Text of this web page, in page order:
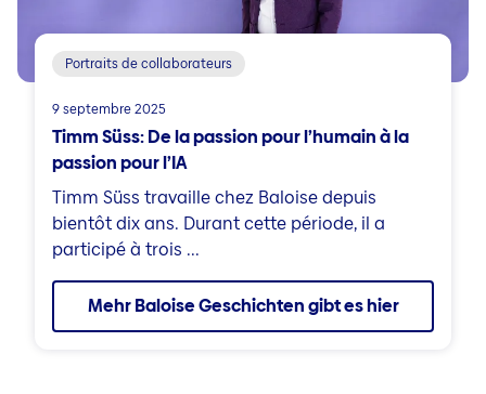
Portraits de collaborateurs
9 septembre 2025
Timm Süss: De la passion pour l’humain à la
passion pour l’IA
Timm Süss travaille chez Baloise depuis
bientôt dix ans. Durant cette période, il a
participé à trois ...
Mehr Baloise Geschichten gibt es hier